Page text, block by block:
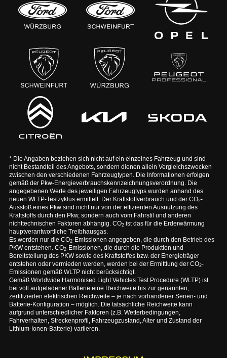
* Die Angaben beziehen sich nicht auf ein einzelnes Fahrzeug und sind
nicht Bestandteil des Angebots, sondern dienen allein Vergleichszwecken
zwischen den verschiedenen Fahrzeugtypen. Die Informationen erfolgen
gemäß der Pkw-Energieverbrauchskennzeichnungsverordnung. Die
angegebenen Werte des jeweiligen Fahrzeugtyps wurden anhand des
neuen WLTP-Testzyklus ermittelt. Der Kraftstoffverbrauch und der CO2-
Ausstoß eines Pkw sind nicht nur von der effizienten Ausnutzung des
Kraftstoffs durch den Pkw, sondern auch vom Fahrstil und anderen
nichttechnischen Faktoren abhängig. CO2ist das für die Erderwärmung
hauptverantwortliche Treibhausgas.
Es werden nur die CO2-Emissionen angegeben, die durch den Betrieb des
PKW entstehen. CO2-Emissionen, die durch die Produktion und
Bereitstellung des PKW sowie des Kraftstoffes bzw. der Energieträger
entstehen oder vermieden werden, werden bei der Ermittlung der CO2-
Emissionen gemäß WLTP nicht berücksichtigt.
Gemäß Worldwide Harmonised Light Vehicles Test Procedure (WLTP) ist
bei voll aufgeladener Batterie eine Reichweite bis zur genannten,
zertifizierten elektrischen Reichweite – je nach vorhandener Serien- und
Batterie-Konfiguration – möglich. Die tatsächliche Reichweite kann
aufgrund unterschiedlicher Faktoren (z.B. Wetterbedingungen,
Fahrverhalten, Streckenprofil, Fahrzeugzustand, Alter und Zustand der
Lithium-Ionen-Batterie) variieren.